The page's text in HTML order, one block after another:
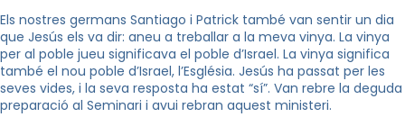
Els nostres germans Santiago i Patrick també van sentir un dia
que Jesús els va dir: aneu a treballar a la meva vinya. La vinya
per al poble jueu significava el poble d’Israel. La vinya significa
també el nou poble d’Israel, l’Església. Jesús ha passat per les
seves vides, i la seva resposta ha estat “sí”. Van rebre la deguda
preparació al Seminari i avui rebran aquest ministeri.